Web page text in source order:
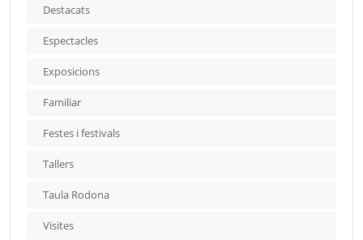
Destacats
Espectacles
Exposicions
Familiar
Festes i festivals
Tallers
Taula Rodona
Visites